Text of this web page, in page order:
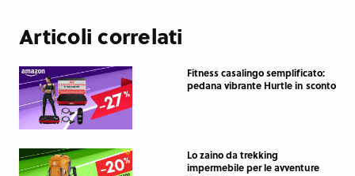
Articoli correlati
Fitness casalingo semplificato:
pedana vibrante Hurtle in sconto
Lo zaino da trekking
impermebile per le avventure